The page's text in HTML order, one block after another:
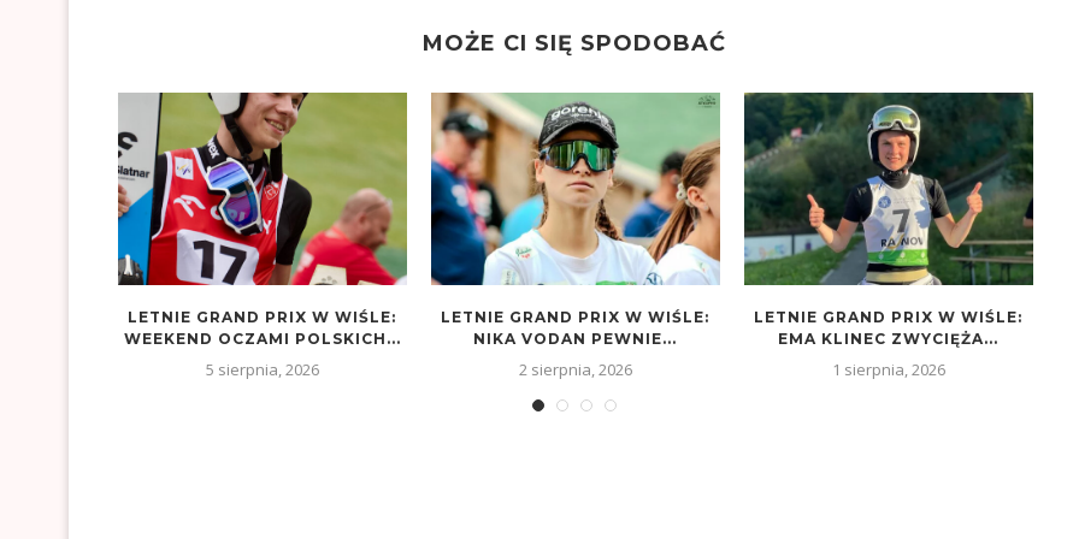
MOŻE CI SIĘ SPODOBAĆ
LETNIE GRAND PRIX W WIŚLE:
WEEKEND OCZAMI POLSKICH...
5 sierpnia, 2026
LETNIE GRAND PRIX W WIŚLE:
NIKA VODAN PEWNIE...
2 sierpnia, 2026
LETNIE GRAND PRIX W WIŚLE:
EMA KLINEC ZWYCIĘŻA...
1 sierpnia, 2026